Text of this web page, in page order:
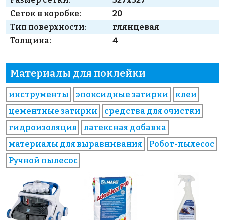
Сеток в коробке:
20
Тип поверхности:
глянцевая
Толщина:
4
Материалы для поклейки
инструменты эпоксидные затирки
клеи
цементные затирки
средства для очистки
гидроизоляция
латексная добавка
материалы для выравнивания
Робот-пылесос
Ручной пылесос